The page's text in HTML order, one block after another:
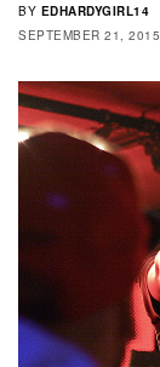
BY EDHARDYGIRL14
SEPTEMBER 21, 2015